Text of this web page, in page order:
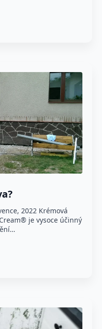
2022 Krémová
je vysoce účinný